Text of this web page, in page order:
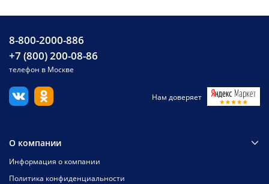
8-800-2000-886
+7 (800) 200-08-86
телефон в Москве
Нам доверяет
О компании
Информация о компании
Политика конфиденциальности